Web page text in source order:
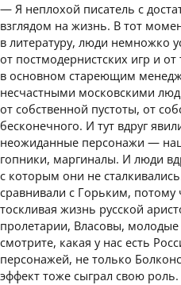
— Я неплохой писатель с
взглядом на жизнь. В тот
в литературу, люди немножко
от постмодернистских игр и от
в основном стареющим
несчастными московскими
от собственной пустоты, от
бесконечного. И тут вдруг
неожиданные персонажи —
гопники, маргиналы. И люди
с которым они не
сравнивали с Горьким, потому
тоскливая жизнь русской
пролетарии, Власовы,
смотрите, какая у нас есть
персонажей, не только
эффект тоже сыграл свою роль.